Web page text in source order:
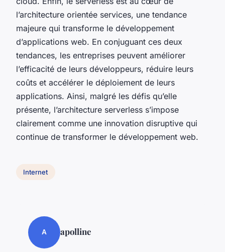
l’architecture orientée services, une tendance
majeure qui transforme le développement
d’applications web. En conjuguant ces deux
tendances, les entreprises peuvent améliorer
l’efficacité de leurs développeurs, réduire leurs
coûts et accélérer le déploiement de leurs
applications. Ainsi, malgré les défis qu’elle
présente, l’architecture serverless s’impose
clairement comme une innovation disruptive qui
continue de transformer le développement web.
Internet
A apolline